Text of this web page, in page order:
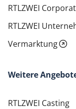
RTLZWEI
RTLZWEI
Vermarktung
Weitere
RTLZWEI Casting